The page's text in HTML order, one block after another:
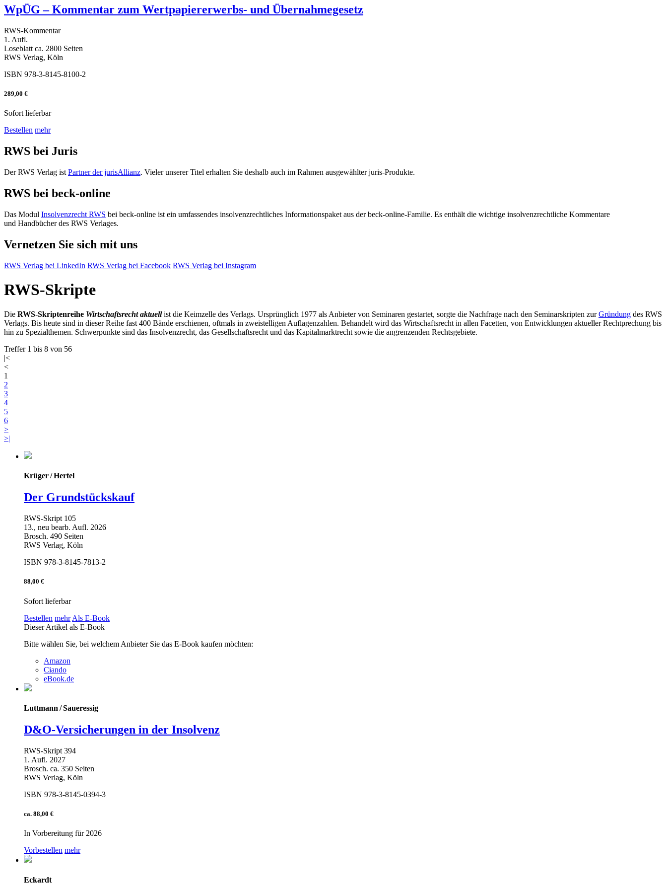
WpÜG – Kommentar zum Wertpapiererwerbs- und Übernahmegesetz
RWS-Kommentar
1. Aufl.
Loseblatt ca. 2800 Seiten
RWS Verlag, Köln
ISBN 978-3-8145-8100-2
289,00 €
Sofort lieferbar
Bestellen mehr
RWS bei Juris
Der RWS Verlag ist Partner der jurisAllianz. Vieler unserer Titel erhalten Sie deshalb auch im Rahmen ausgewählter juris-Produkte.
RWS bei beck-online
Das Modul Insolvenzrecht RWS bei beck-online ist ein umfassendes insolvenzrechtliches Informationspaket aus der beck-online-Familie. Es enthält die wichtige insolvenzrechtliche Kommentare
und Handbücher des RWS Verlages.
Vernetzen Sie sich mit uns
RWS Verlag bei LinkedIn RWS Verlag bei Facebook RWS Verlag bei Instagram
RWS-Skripte
Die RWS-Skriptenreihe Wirtschaftsrecht aktuellist die Keimzelle des Verlags. Ursprünglich 1977 als Anbieter von Seminaren gestartet, sorgte die Nachfrage nach den Seminarskripten zurGründung des RWS
Verlags. Bis heute sind in dieser Reihe fast 400 Bände erschienen, oftmals in zweistelligen Auflagenzahlen. Behandelt wird das Wirtschaftsrecht in allen Facetten, von Entwicklungen aktueller Rechtprechung bis
hin zu Spezialthemen. Schwerpunkte sind das Insolvenzrecht, das Gesellschaftsrecht und das Kapitalmarktrecht sowie die angrenzenden Rechtsgebiete.
Treffer 1 bis 8 von 56
|<
<
1
2
3
4
5
6
>
>|
Krüger / Hertel
Der Grundstückskauf
RWS-Skript 105
13., neu bearb. Aufl. 2026
Brosch. 490 Seiten
RWS Verlag, Köln
ISBN 978-3-8145-7813-2
88,00 €
Sofort lieferbar
Bestellen mehr Als E-Book
Dieser Artikel als E-Book
Bitte wählen Sie, bei welchem Anbieter Sie das E-Book kaufen möchten:
Amazon
Ciando
eBook.de
Luttmann / Saueressig
D&O-Versicherungen in der Insolvenz
RWS-Skript 394
1. Aufl. 2027
Brosch. ca. 350 Seiten
RWS Verlag, Köln
ISBN 978-3-8145-0394-3
ca. 88,00 €
In Vorbereitung für 2026
Vorbestellen mehr
Eckardt